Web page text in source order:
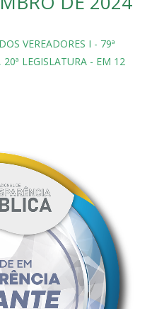
VEREADORES I - 79ª
LEGISLATURA - EM 12